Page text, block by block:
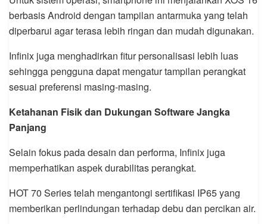
berbasis Android dengan tampilan antarmuka yang telah
diperbarui agar terasa lebih ringan dan mudah digunakan.
Infinix juga menghadirkan fitur personalisasi lebih luas
sehingga pengguna dapat mengatur tampilan perangkat
sesuai preferensi masing-masing.
Ketahanan Fisik dan Dukungan Software Jangka
Panjang
Selain fokus pada desain dan performa, Infinix juga
memperhatikan aspek durabilitas perangkat.
HOT 70 Series telah mengantongi sertifikasi IP65 yang
memberikan perlindungan terhadap debu dan percikan air.